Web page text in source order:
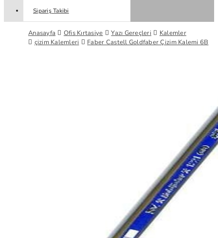
Sipariş Takibi
Anasayfa Ofis Kırtasiye Yazı Gereçleri
Kalemler
çizim Kalemleri
Faber Castell Goldfaber Çizim Kalemi 6B